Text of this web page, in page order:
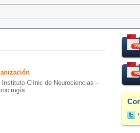
Instituto Clínic de Neurociencias -